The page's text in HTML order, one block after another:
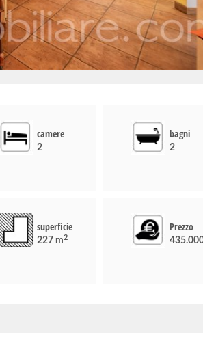
camere
2
bagni
2
superficie
227 m2
Prezzo